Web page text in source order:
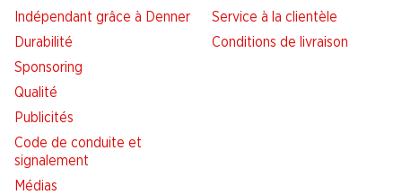
Indépendant grâce à Denner
Durabilité
Sponsoring
Qualité
Publicités
Code de conduite et
signalement
Médias
Service à la clientèle
Conditions de livraison